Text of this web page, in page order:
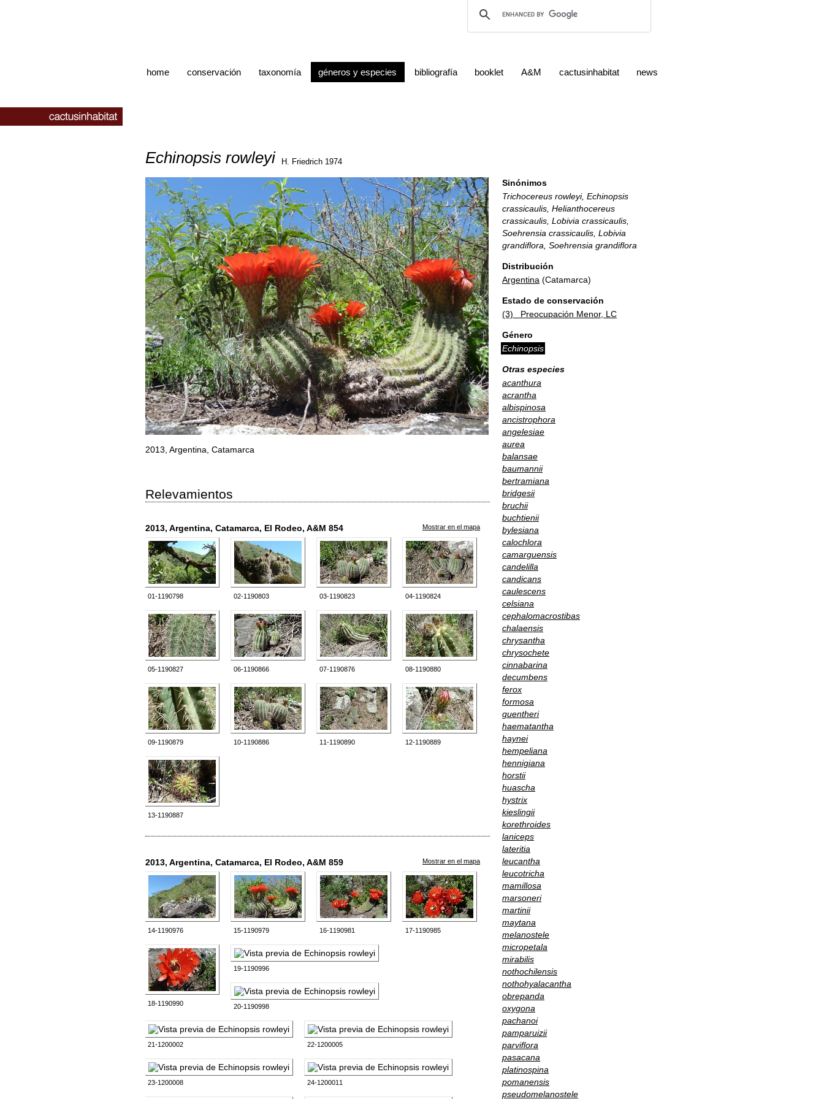
home conservación taxonomía géneros y especies bibliografía booklet A&M cactusinhabitat news
Echinopsis rowleyi H. Friedrich 1974
2013, Argentina, Catamarca
Relevamientos
2013, Argentina, Catamarca, El Rodeo, A&M 854 Mostrar en el mapa
01-1190798 02-1190803 03-1190823 04-1190824
05-1190827 06-1190866 07-1190876 08-1190880
09-1190879 10-1190886 11-1190890 12-1190889
13-1190887
2013, Argentina, Catamarca, El Rodeo, A&M 859 Mostrar en el mapa
14-1190976 15-1190979 16-1190981 17-1190985
18-1190990
19-1190996
20-1190998
21-1200002 22-1200005
23-1200008 24-1200011
Sinónimos
Trichocereus rowleyi, Echinopsis
crassicaulis, Helianthocereus
crassicaulis, Lobivia crassicaulis,
Soehrensia crassicaulis, Lobivia
grandiflora, Soehrensia grandiflora
Distribución
Argentina (Catamarca)
Estado de conservación
(3) Preocupación Menor, LC
Género
Echinopsis
Otras especies
acanthura
acrantha
albispinosa
ancistrophora
angelesiae
aurea
balansae
baumannii
bertramiana
bridgesii
bruchii
buchtienii
bylesiana
calochlora
camarguensis
candelilla
candicans
caulescens
celsiana
cephalomacrostibas
chalaensis
chrysantha
chrysochete
cinnabarina
decumbens
ferox
formosa
guentheri
haematantha
haynei
hempeliana
hennigiana
horstii
huascha
hystrix
kieslingii
korethroides
laniceps
lateritia
leucantha
leucotricha
mamillosa
marsoneri
martinii
maytana
melanostele
micropetala
mirabilis
nothochilensis
nothohyalacantha
obrepanda
oxygona
pachanoi
pamparuizii
parviflora
pasacana
platinospina
pomanensis
pseudomelanostele